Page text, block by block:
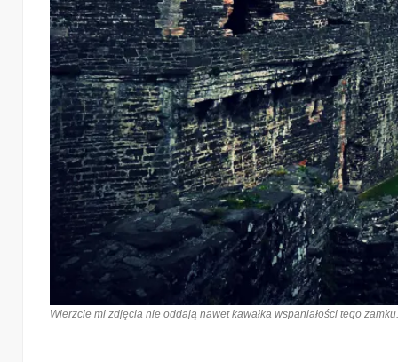
Wierzcie mi zdjęcia nie oddają nawet kawałka wspaniałości tego zamku.